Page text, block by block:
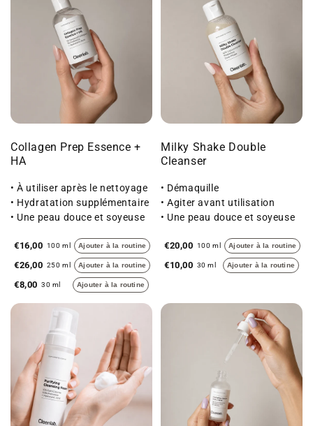
Collagen Prep Essence +
HA
• À utiliser après le nettoyage
• Hydratation supplémentaire
• Une peau douce et soyeuse
€16,00 100 ml Ajouter à la routine
€26,00 250 ml Ajouter à la routine
€8,00 30 ml Ajouter à la routine
Milky Shake Double
Cleanser
• Démaquille
• Agiter avant utilisation
• Une peau douce et soyeuse
€20,00 100 ml Ajouter à la routine
€10,00 30 ml Ajouter à la routine